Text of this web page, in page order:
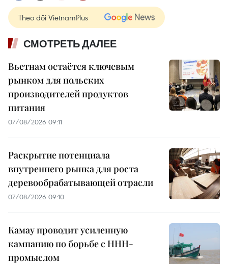
Theo dõi VietnamPlus
СМОТРЕТЬ ДАЛЕЕ
Вьетнам остаётся ключевым
рынком для польских
производителей продуктов
питания
07/08/2026 09:11
Раскрытие потенциала
внутреннего рынка для роста
деревообрабатывающей отрасли
07/08/2026 09:10
Камау проводит усиленную
кампанию по борьбе с ННН-
промыслом